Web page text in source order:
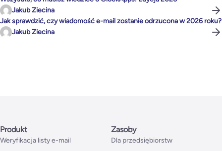
Jakub Ziecina
Jak sprawdzić, czy wiadomość e-mail zostanie odrzucona w 2026 roku?
Jakub Ziecina
Produkt
Weryfikacja listy e-mail
Zasoby
Dla przedsiębiorstw